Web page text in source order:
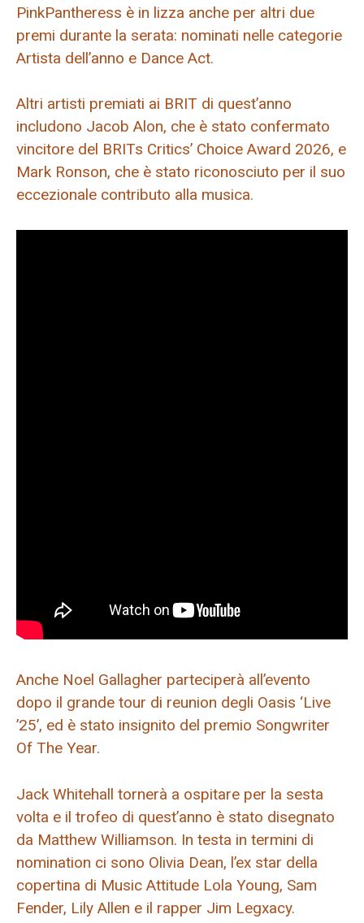
PinkPantheress è in lizza anche per altri due
premi durante la serata: nominati nelle categorie
Artista dell’anno e Dance Act.
Altri artisti premiati ai BRIT di quest’anno
includono Jacob Alon, che è stato confermato
vincitore del BRITs Critics’ Choice Award 2026, e
Mark Ronson, che è stato riconosciuto per il suo
eccezionale contributo alla musica.
Anche Noel Gallagher parteciperà all’evento
dopo il grande tour di reunion degli Oasis ‘Live
’25’, ed è stato insignito del premio Songwriter
Of The Year.
Jack Whitehall tornerà a ospitare per la sesta
volta e il trofeo di quest’anno è stato disegnato
da Matthew Williamson. In testa in termini di
nomination ci sono Olivia Dean, l’ex star della
copertina di Music Attitude Lola Young, Sam
Fender, Lily Allen e il rapper Jim Legxacy.